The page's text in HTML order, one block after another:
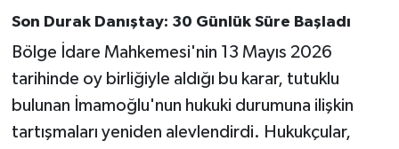
Son Durak Danıştay: 30 Günlük Süre Başladı
Bölge İdare Mahkemesi'nin 13 Mayıs 2026
tarihinde oy birliğiyle aldığı bu karar, tutuklu
bulunan İmamoğlu'nun hukuki durumuna ilişkin
tartışmaları yeniden alevlendirdi. Hukukçular,